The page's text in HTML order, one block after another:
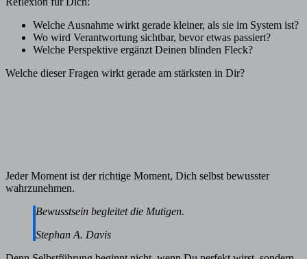
Welche Ausnahme wirkt gerade kleiner, als sie im System ist?
Wo wird Verantwortung sichtbar, bevor etwas passiert?
Welche Perspektive ergänzt Deinen blinden Fleck?
Welche dieser Fragen wirkt gerade am stärksten in Dir?
Jeder Moment ist der richtige Moment, Dich selbst bewusster
wahrzunehmen.
Bewusstsein begleitet die Mutigen.
Stephan A. Davis